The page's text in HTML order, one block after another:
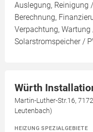
Auslegung, Reinigung
Berechnung,
Verpachtung,
Solarstromspeicher /
Würth
Martin-Luther-Str.16,
Leutenbach)
HEIZUNG SPEZIALGEBIETE